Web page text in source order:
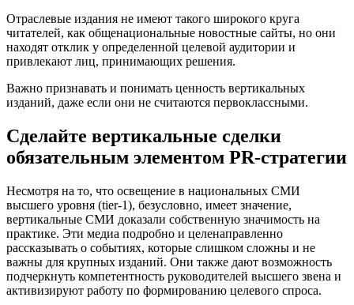
Отраслевые издания не имеют такого широкого круга
читателей, как общенациональные новостные сайты, но они
находят отклик у определенной целевой аудитории и
привлекают лиц, принимающих решения.
Важно признавать и понимать ценность вертикальных
изданий, даже если они не считаются первоклассными.
Сделайте вертикальные сделки
обязательным элементом PR-стратегии
Несмотря на то, что освещение в национальных СМИ
высшего уровня (tier-1), безусловно, имеет значение,
вертикальные СМИ доказали собственную значимость на
практике. Эти медиа подробно и целенаправленно
рассказывать о событиях, которые слишком сложны и не
важны для крупных изданий. Они также дают возможность
подчеркнуть компетентность руководителей высшего звена и
активизируют работу по формированию целевого спроса.